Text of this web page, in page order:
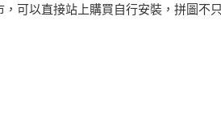
可以直接站上購買自行安裝，拼圖不